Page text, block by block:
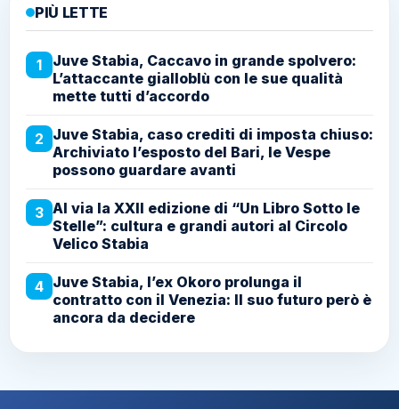
PIÙ LETTE
1
Juve Stabia, Caccavo in grande spolvero:
L’attaccante gialloblù con le sue qualità
mette tutti d’accordo
2 Juve Stabia, caso crediti di imposta chiuso:
Archiviato l’esposto del Bari, le Vespe
possono guardare avanti
3 Al via la XXII edizione di “Un Libro Sotto le
Stelle”: cultura e grandi autori al Circolo
Velico Stabia
4 Juve Stabia, l’ex Okoro prolunga il
contratto con il Venezia: Il suo futuro però è
ancora da decidere